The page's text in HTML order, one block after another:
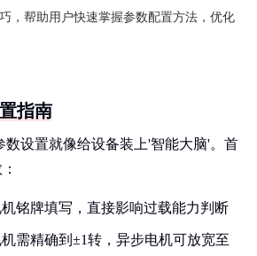
，帮助用户快速掌握参数配置方法，优化
指南
数设置就像给设备装上'智能大脑'。首
机铭牌填写，直接影响过载能力判断
机需精确到±1转，异步电机可放宽至